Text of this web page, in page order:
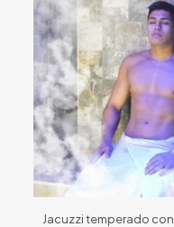
Jacuzzi temperado